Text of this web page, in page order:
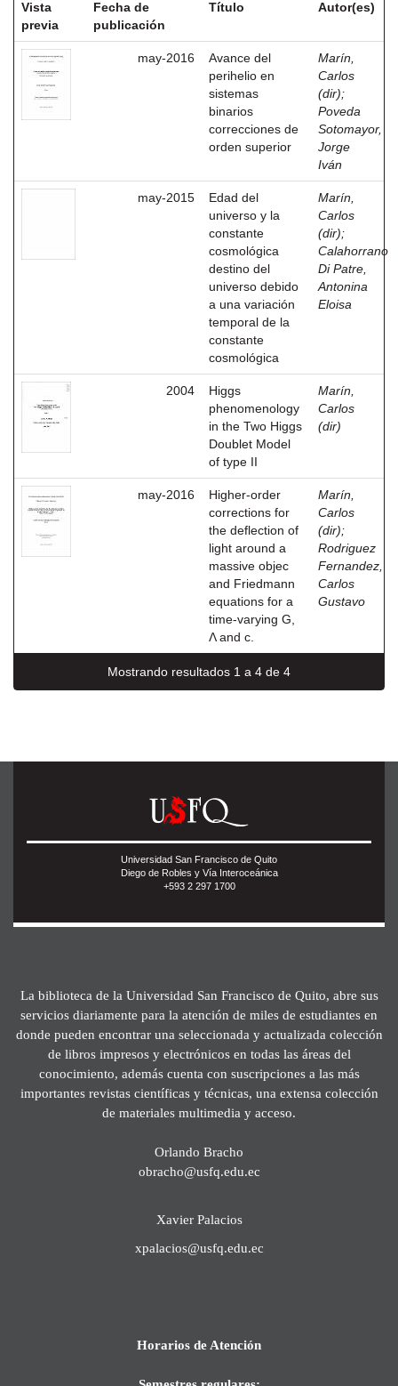
Vista
previa
Fecha de
publicación
Título Autor(es)
may-2016
Avance del
perihelio en
sistemas
binarios
correcciones de
orden superior
Marín,
Carlos
(dir);
Poveda
Sotomayor,
Jorge
Iván
may-2015
Edad del
universo y la
constante
cosmológica
destino del
universo debido
a una variación
temporal de la
constante
cosmológica
Marín,
Carlos
(dir);
Calahorrano
Di Patre,
Antonina
Eloisa
2004
Higgs
phenomenology
in the Two Higgs
Doublet Model
of type II
Marín,
Carlos
(dir)
may-2016
Higher-order
corrections for
the deflection of
light around a
massive objec
and Friedmann
equations for a
time-varying G,
Λ and c.
Marín,
Carlos
(dir);
Rodriguez
Fernandez,
Carlos
Gustavo
Mostrando resultados 1 a 4 de 4
Universidad San Francisco de Quito
Diego de Robles y Vía Interoceánica
+593 2 297 1700
La biblioteca de la Universidad San Francisco de Quito, abre sus
servicios diariamente para la atención de miles de estudiantes en
donde pueden encontrar una seleccionada y actualizada colección
de libros impresos y electrónicos en todas las áreas del
conocimiento, además cuenta con suscripciones a las más
importantes revistas científicas y técnicas, una extensa colección
de materiales multimedia y acceso.
Orlando Bracho
obracho@usfq.edu.ec
Xavier Palacios
xpalacios@usfq.edu.ec
Horarios de Atención